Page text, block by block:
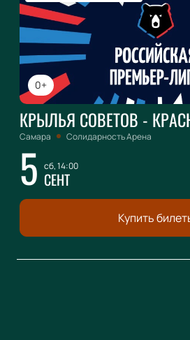
0+
КРЫЛЬЯ СОВЕТОВ -
Самара Солидарность Арена
5 сб, 14:00
СЕНТ
Купить